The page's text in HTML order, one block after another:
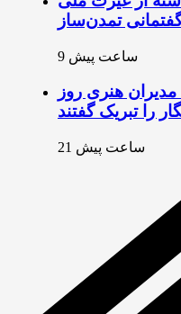
تمدن‌ساز
9 ساعت پیش
مدیران هنری روز
را تبریک گفتند
21 ساعت پیش